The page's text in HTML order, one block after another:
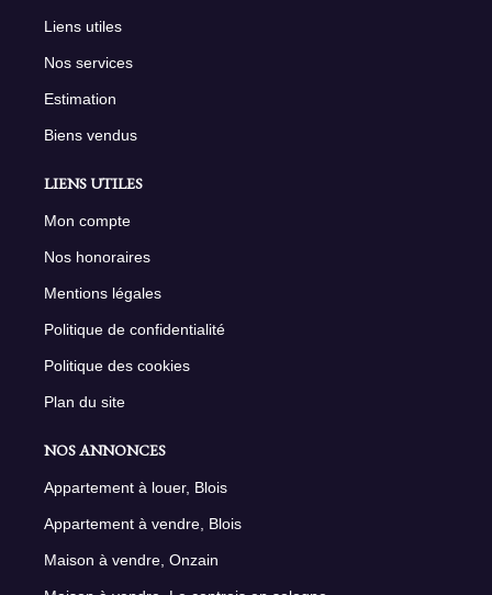
Liens utiles
Nos services
Estimation
Biens vendus
LIENS UTILES
Mon compte
Nos honoraires
Mentions légales
Politique de confidentialité
Politique des cookies
Plan du site
NOS ANNONCES
Appartement à louer, Blois
Appartement à vendre, Blois
Maison à vendre, Onzain